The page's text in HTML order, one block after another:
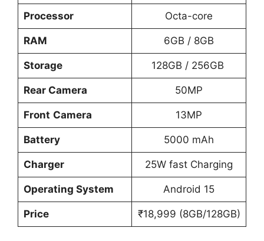
Processor Octa-core
RAM 6GB / 8GB
Storage 128GB / 256GB
Rear Camera 50MP
Front Camera 13MP
Battery 5000 mAh
Charger 25W fast Charging
Operating System Android 15
Price ₹18,999 (8GB/128GB)